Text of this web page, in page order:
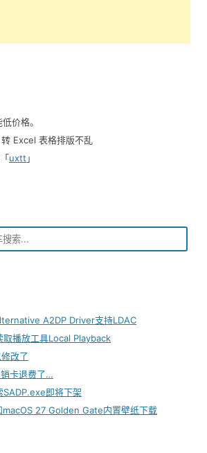
价格。️
转 Excel 表格排版不乱
uxtt 」
A2DP Driver支持LDAC
取播放工具Local Playback
改了
卡退费了…
SADP.exe即将下架
macOS 27 Golden Gate内置壁纸下载